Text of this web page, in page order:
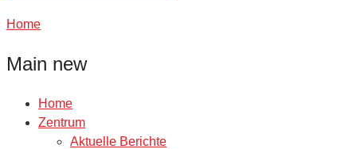
Home
Main new
Home
Zentrum
Aktuelle Berichte